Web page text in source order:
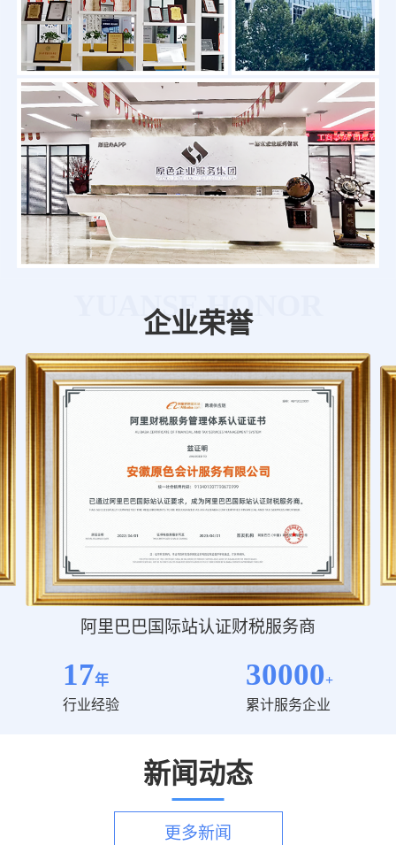
YUANSE HONOR
企业荣誉
阿里巴巴国际站认证财税服务商
17年
行业经验
30000+
累计服务企业
新闻动态
更多新闻